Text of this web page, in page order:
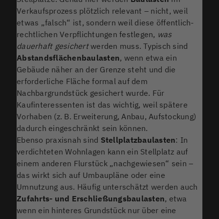
Verkaufsprozess plötzlich relevant – nicht, weil
etwas „falsch“ ist, sondern weil diese öffentlich-
rechtlichen Verpflichtungen festlegen, was
dauerhaft gesichertwerden muss. Typisch sind
Abstandsflächenbaulasten, wenn etwa ein
Gebäude näher an der Grenze steht und die
erforderliche Fläche formal auf dem
Nachbargrundstück gesichert wurde. Für
Kaufinteressenten ist das wichtig, weil spätere
Vorhaben (z. B. Erweiterung, Anbau, Aufstockung)
dadurch eingeschränkt sein können.
Ebenso praxisnah sind Stellplatzbaulasten: In
verdichteten Wohnlagen kann ein Stellplatz auf
einem anderen Flurstück „nachgewiesen“ sein –
das wirkt sich auf Umbaupläne oder eine
Umnutzung aus. Häufig unterschätzt werden auch
Zufahrts- und Erschließungsbaulasten, etwa
wenn ein hinteres Grundstück nur über eine